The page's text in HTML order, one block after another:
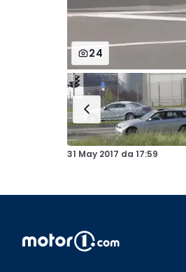
24
31 May 2017 da 17:59